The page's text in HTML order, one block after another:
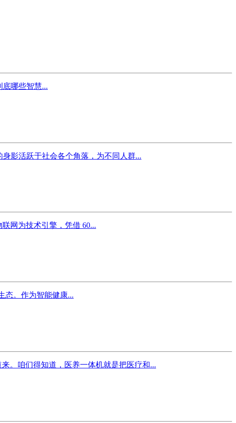
哪些智慧...
影活跃于社会各个角落，为不同人群...
网为技术引擎，凭借 60...
态。作为智能健康...
。咱们得知道，医养一体机就是把医疗和...